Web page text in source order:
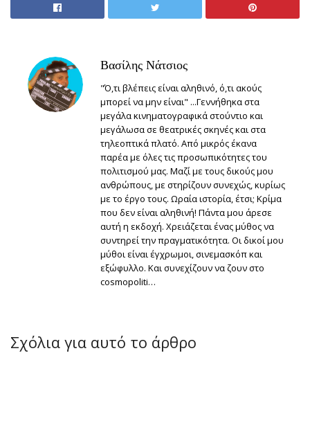
Βασίλης Νάτσιος
"Ό,τι βλέπεις είναι αληθινό, ό,τι ακούς
μπορεί να μην είναι" ...Γεννήθηκα στα
μεγάλα κινηματογραφικά στούντιο και
μεγάλωσα σε θεατρικές σκηνές και στα
τηλεοπτικά πλατό. Από μικρός έκανα
παρέα με όλες τις προσωπικότητες του
πολιτισμού μας. Μαζί με τους δικούς μου
ανθρώπους, με στηρίζουν συνεχώς, κυρίως
με το έργο τους. Ωραία ιστορία, έτσι; Κρίμα
που δεν είναι αληθινή! Πάντα μου άρεσε
αυτή η εκδοχή. Χρειάζεται ένας μύθος να
συντηρεί την πραγματικότητα. Οι δικοί μου
μύθοι είναι έγχρωμοι, σινεμασκόπ και
εξώφυλλο. Και συνεχίζουν να ζουν στο
cosmopoliti…
Σχόλια για αυτό το άρθρο